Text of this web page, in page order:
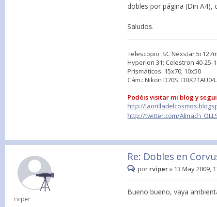
dobles por página (Din A4),
Saludos.
Telescopio: SC Nexstar 5i
Hyperion 31; Celestron 40-25-
Prismáticos: 15x70; 10x50
Cám.: Nikon D70S,
Podéis visitar mi blog y
http://
http://twitter.com/
rviper
Re: Dobles en
por rviper» 13 May 2009,
Bueno bueno, vaya